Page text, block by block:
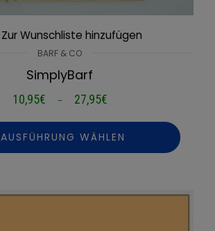
Zur Wunschliste hinzufügen
BARF & CO
SimplyBarf
10,95€ – 27,95€
bis
AUSFÜHRUNG WÄHLEN